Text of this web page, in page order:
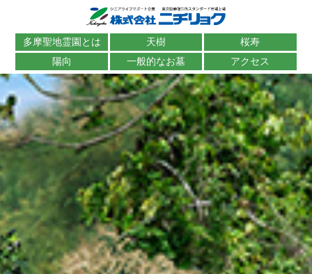
多摩聖地霊園とは 天樹
桜寿
陽向
一般的なお墓 アクセス